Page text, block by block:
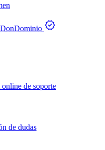
de soporte
de dudas